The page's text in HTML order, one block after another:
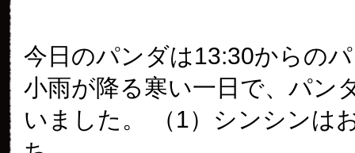
今日のパンダは13:30からの
小雨が降る寒い一日で、パン
いました。 （1）シンシンは